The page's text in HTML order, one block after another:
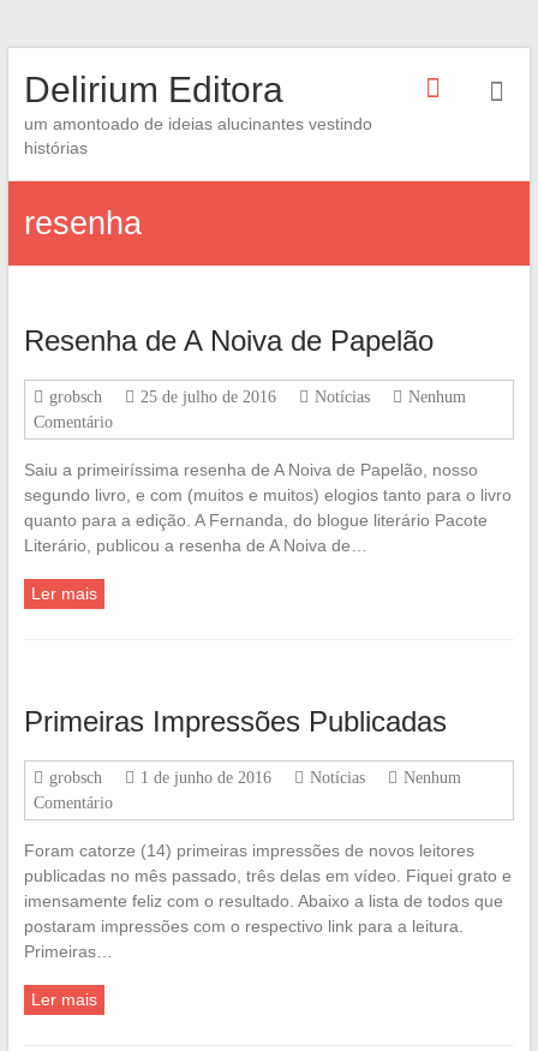
Delirium Editora
um amontoado de ideias alucinantes vestindo
histórias
resenha
Resenha de A Noiva de Papelão
grobsch 25 de julho de 2016 Notícias
Nenhum
Comentário
Saiu a primeiríssima resenha de A Noiva de Papelão, nosso
segundo livro, e com (muitos e muitos) elogios tanto para o livro
quanto para a edição. A Fernanda, do blogue literário Pacote
Literário, publicou a resenha de A Noiva de…
Ler mais
Primeiras Impressões Publicadas
grobsch 1 de junho de 2016 Notícias
Nenhum
Comentário
Foram catorze (14) primeiras impressões de novos leitores
publicadas no mês passado, três delas em vídeo. Fiquei grato e
imensamente feliz com o resultado. Abaixo a lista de todos que
postaram impressões com o respectivo link para a leitura.
Primeiras…
Ler mais